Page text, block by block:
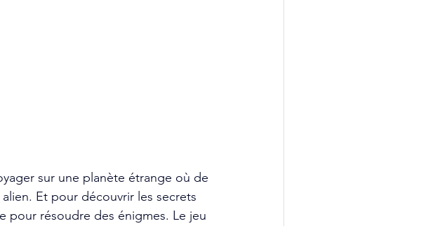
sur une planète étrange où de
Et pour découvrir les secrets
pour résoudre des énigmes. Le jeu